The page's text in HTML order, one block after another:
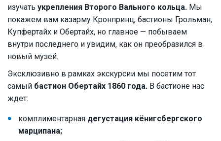
изучать укрепления Второго Вального кольца. Мы
покажем вам казарму Кронпринц, бастионы Грольман,
Купфертайх и Обертайх, но главное — побываем
внутри последнего и увидим, как он преобразился в
новый музей.
Эксклюзивно в рамках экскурсии мы посетим тот
самый бастион Обертайх 1860 года. В бастионе нас
ждет:
комплиментарная дегустация кёнигсбергского
марципана;